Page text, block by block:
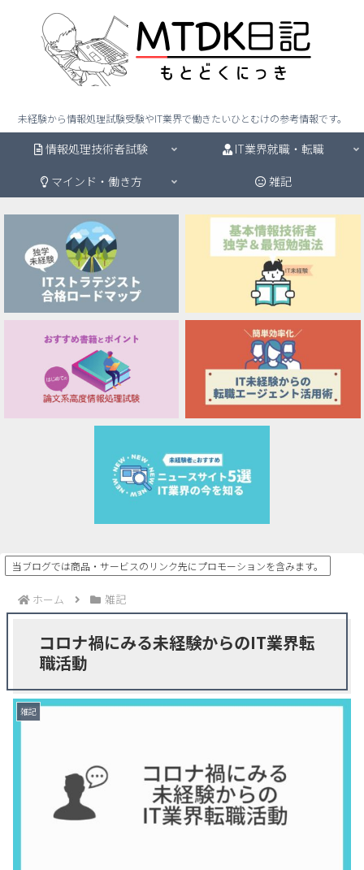
未経験から情報処理試験受験やIT業界で働きたいひとむけの参考情報です。
情報処理技術者試験
IT業界就職・転職
マインド・働き方
雑記
当ブログでは商品・サービスのリンク先にプロモーションを含みます。
ホーム 雑記
コロナ禍にみる未経験からのIT業界転
職活動
雑記